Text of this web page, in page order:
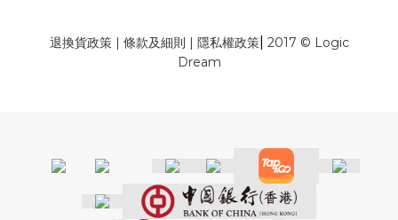
退換貨政策| 條款及細則 | 隱私權政策| 2017 © Logic
Dream